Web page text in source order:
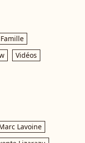
Famille
Vidéos
Lavoine